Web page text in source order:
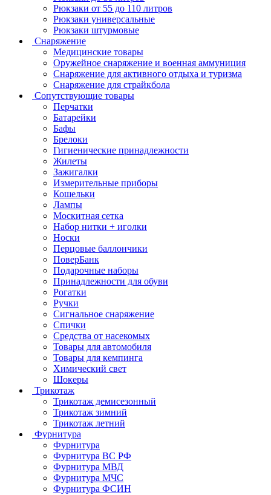
Рюкзаки от 55 до 110 литров
Рюкзаки универсальные
Рюкзаки штурмовые
Снаряжение
Медицинские товары
Оружейное снаряжение и военная аммуниция
Снаряжение для активного отдыха и туризма
Снаряжение для страйкбола
Сопутствующие товары
Перчатки
Батарейки
Бафы
Брелоки
Гигиенические принадлежности
Жилеты
Зажигалки
Измерительные приборы
Кошельки
Лампы
Москитная сетка
Набор нитки + иголки
Носки
Перцовые баллончики
ПоверБанк
Подарочные наборы
Принадлежности для обуви
Рогатки
Ручки
Сигнальное снаряжение
Спички
Средства от насекомых
Товары для автомобиля
Товары для кемпинга
Химический свет
Шокеры
Трикотаж
Трикотаж демисезонный
Трикотаж зимний
Трикотаж летний
Фурнитура
Фурнитура
Фурнитура ВС РФ
Фурнитура МВД
Фурнитура МЧС
Фурнитура ФСИН